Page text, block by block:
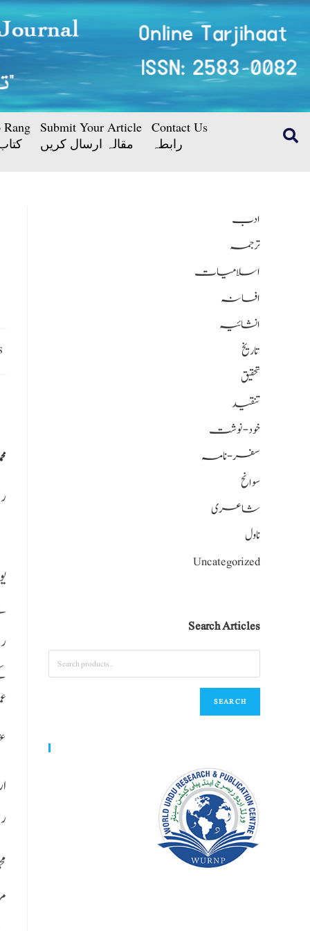
Submit Your Article
مقالہ ارسال کریں
Contact Us
رابطہ
ادب
ترجمہ
اسلامیات
افسانہ
انشائیہ
تاریخ
تحقیق
تنقید
خود-نوشت
سفر-نامہ
سوانح
شاعری
ناول
Uncategorized
Search Articles
SEARCH